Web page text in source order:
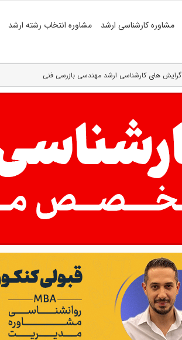
مشاوره کارشناسی ارشد مشاوره انتخاب رشته ارشد
گرایش های کارشناسی ارشد مهندسی بازرسی فنی